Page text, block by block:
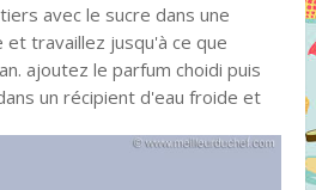
avec le sucre dans une
et travaillez jusqu'à ce que
ajoutez le parfum choidi puis
un récipient d'eau froide et